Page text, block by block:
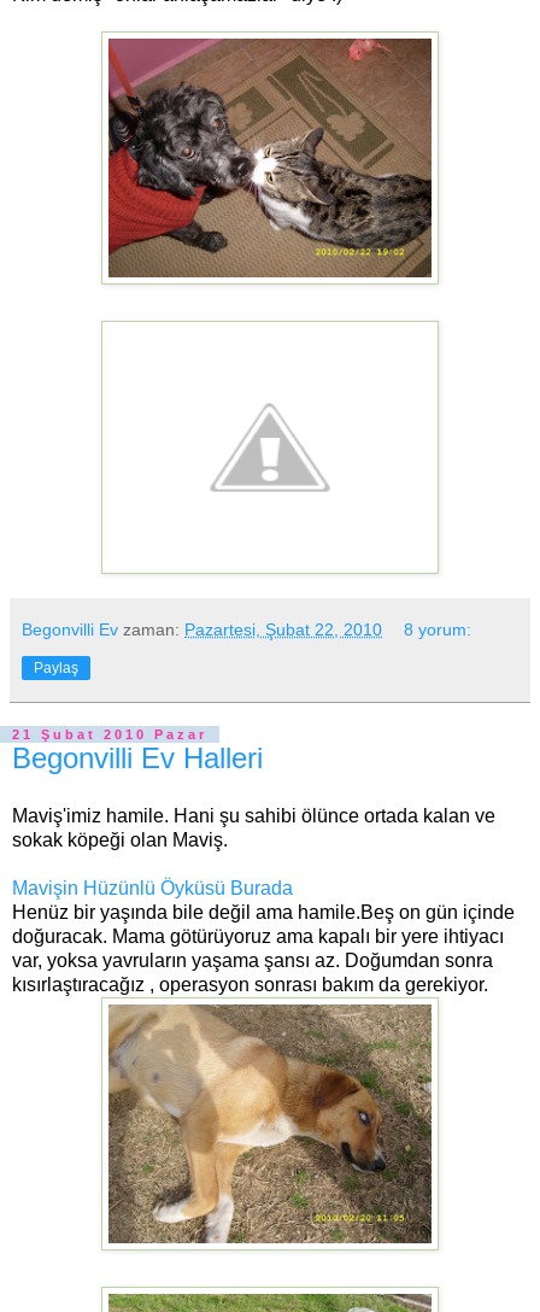
Begonvilli Ev zaman: Pazartesi, Şubat 22, 2010 8 yorum:
Paylaş
21 Şubat 2010 Pazar
Begonvilli Ev Halleri
Maviş'imiz hamile. Hani şu sahibi ölünce ortada kalan ve
sokak köpeği olan Maviş.
Mavişin Hüzünlü Öyküsü Burada
Henüz bir yaşında bile değil ama hamile.Beş on gün içinde
doğuracak. Mama götürüyoruz ama kapalı bir yere ihtiyacı
var, yoksa yavruların yaşama şansı az. Doğumdan sonra
kısırlaştıracağız , operasyon sonrası bakım da gerekiyor.